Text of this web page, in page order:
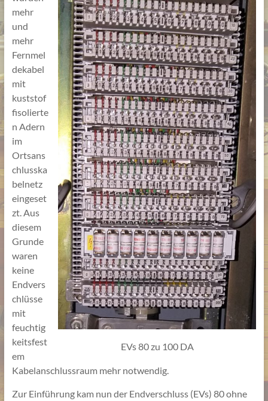
EVs 80 zu 100 DA
mehr
und
mehr
Fernmel
dekabel
mit
kuststof
fisolierte
n Adern
im
Ortsans
chlusska
belnetz
eingeset
zt. Aus
diesem
Grunde
waren
keine
Endvers
chlüsse
mit
feuchtig
keitsfest
em
Kabelanschlussraum mehr notwendig.
Zur Einführung kam nun der Endverschluss (EVs) 80 ohne